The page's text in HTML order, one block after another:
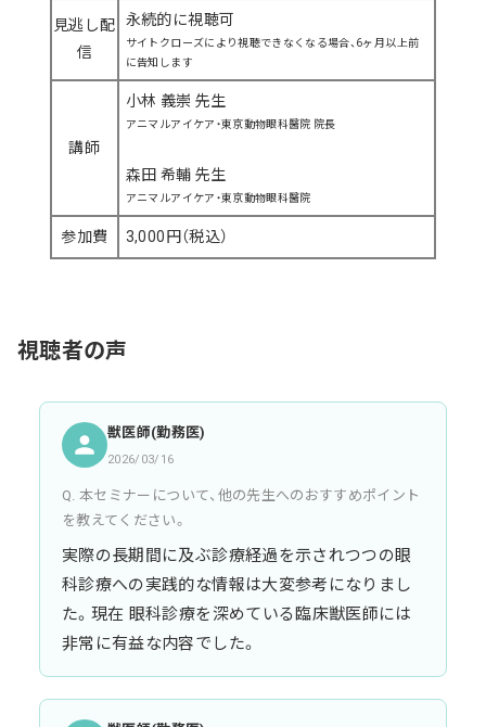
見逃し配
信
永続的に視聴可
サイトクローズにより視聴できなくなる場合、6ヶ月以上前
に告知します
講師
小林 義崇 先生
アニマルアイケア・東京動物眼科醫院 院長
森田 希輔 先生
アニマルアイケア・東京動物眼科醫院
参加費 3,000円（税込）
視聴者の声
獣医師(勤務医)
2026/03/16
Q. 本セミナーについて、他の先生へのおすすめポイント
を教えてください。
実際の長期間に及ぶ診療経過を示されつつの眼
科診療への実践的な情報は大変参考になりまし
た。現在 眼科診療を深めている臨床獣医師には
非常に有益な内容でした。